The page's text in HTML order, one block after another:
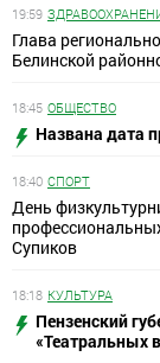
19:59
Глава
Белинской
18:45 ОБЩЕСТВО
Названа дата
18:40 СПОРТ
День
Супиков
18:18 КУЛЬТУРА
Пензенский
«Театральных